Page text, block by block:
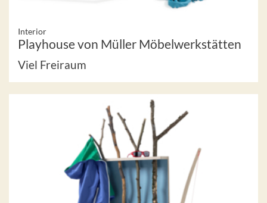
Interior
Playhouse von Müller Möbelwerkstätten
Viel Freiraum